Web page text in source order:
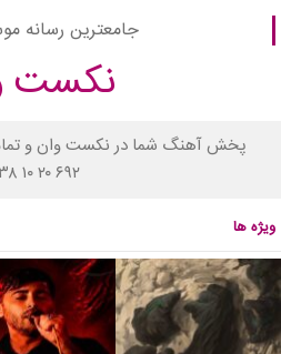
جامعترین رسانه
نکست
پخش آهنگ شما در نکست وان و
۰۹۳۸ ۱۰ ۲۰
ویژه ها